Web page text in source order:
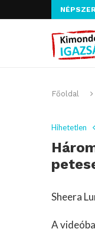
Főoldal
Hihetetlen
Sheera
A